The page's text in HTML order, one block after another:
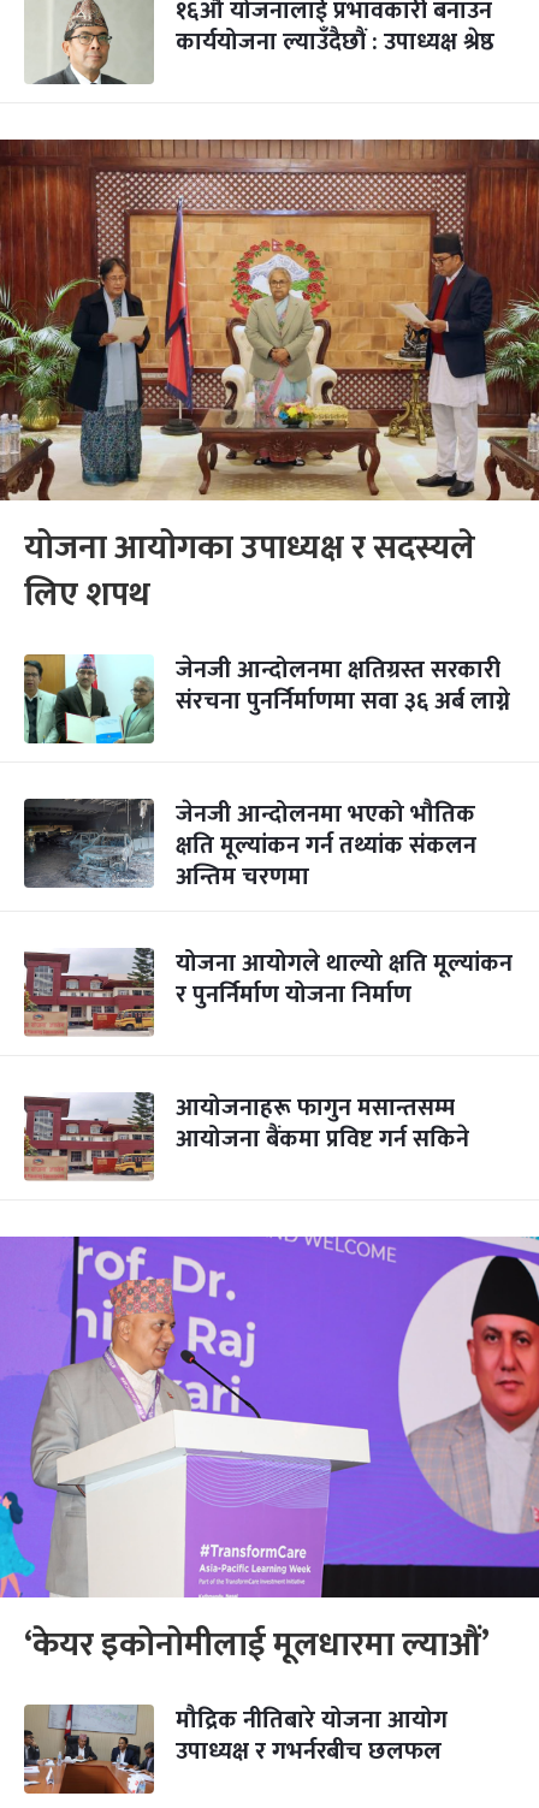
१६औं योजनालाई प्रभावकारी बनाउन
कार्ययोजना ल्याउँदैछौं : उपाध्यक्ष श्रेष्ठ
योजना आयोगका उपाध्यक्ष र सदस्यले
लिए शपथ
जेनजी आन्दोलनमा क्षतिग्रस्त सरकारी
संरचना पुनर्निर्माणमा सवा ३६ अर्ब लाग्ने
जेनजी आन्दोलनमा भएको भौतिक
क्षति मूल्यांकन गर्न तथ्यांक संकलन
अन्तिम चरणमा
योजना आयोगले थाल्यो क्षति मूल्यांकन
र पुनर्निर्माण योजना निर्माण
आयोजनाहरू फागुन मसान्तसम्म
आयोजना बैंकमा प्रविष्ट गर्न सकिने
‘केयर इकोनोमीलाई मूलधारमा ल्याऔं’
मौद्रिक नीतिबारे योजना आयोग
उपाध्यक्ष र गभर्नरबीच छलफल